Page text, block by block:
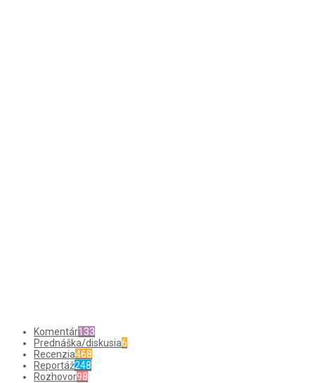
Komentár133
Prednáška/diskusia6
Recenzia468
Reportáž248
Rozhovor98